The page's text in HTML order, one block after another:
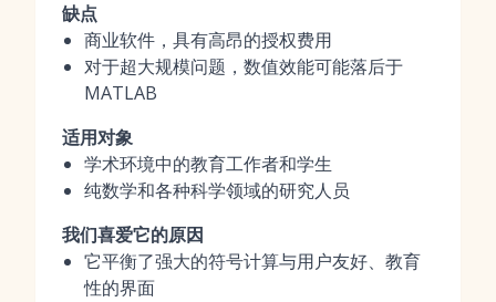
缺点
商业软件，具有高昂的授权费用
对于超大规模问题，数值效能可能落后于
MATLAB
适用对象
学术环境中的教育工作者和学生
纯数学和各种科学领域的研究人员
我们喜爱它的原因
它平衡了强大的符号计算与用户友好、教育
性的界面